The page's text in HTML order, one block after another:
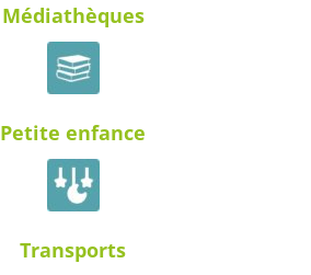
Médiathèques
Petite enfance
Transports